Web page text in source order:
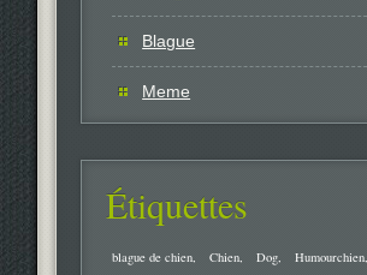
Blague
Meme
Étiquettes
blague de chien Chien Dog
Humourchien